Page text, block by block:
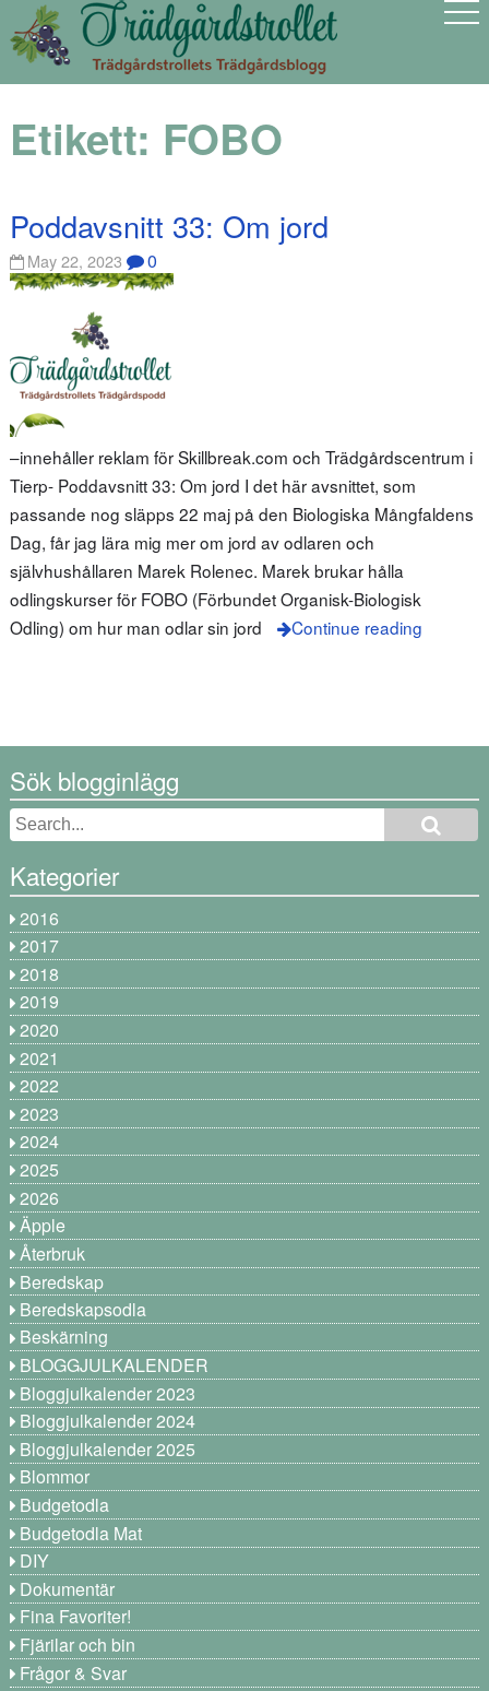
Etikett: FOBO
Poddavsnitt 33: Om jord
May 22, 2023 0
–innehåller reklam för Skillbreak.com och Trädgårdscentrum i
Tierp- Poddavsnitt 33: Om jord I det här avsnittet, som
passande nog släpps 22 maj på den Biologiska Mångfaldens
Dag, får jag lära mig mer om jord av odlaren och
självhushållaren Marek Rolenec. Marek brukar hålla
odlingskurser för FOBO (Förbundet Organisk-Biologisk
Odling) om hur man odlar sin jord
Continue reading
Sök blogginlägg
Kategorier
2016
2017
2018
2019
2020
2021
2022
2023
2024
2025
2026
Äpple
Återbruk
Beredskap
Beredskapsodla
Beskärning
BLOGGJULKALENDER
Bloggjulkalender 2023
Bloggjulkalender 2024
Bloggjulkalender 2025
Blommor
Budgetodla
Budgetodla Mat
DIY
Dokumentär
Fina Favoriter!
Fjärilar och bin
Frågor & Svar